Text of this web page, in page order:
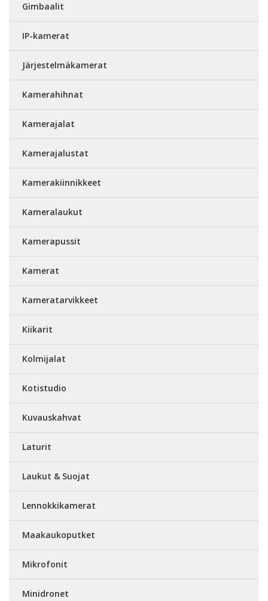
Gimbaalit
IP-kamerat
Järjestelmäkamerat
Kamerahihnat
Kamerajalat
Kamerajalustat
Kamerakiinnikkeet
Kameralaukut
Kamerapussit
Kamerat
Kameratarvikkeet
Kiikarit
Kolmijalat
Kotistudio
Kuvauskahvat
Laturit
Laukut & Suojat
Lennokkikamerat
Maakaukoputket
Mikrofonit
Minidronet